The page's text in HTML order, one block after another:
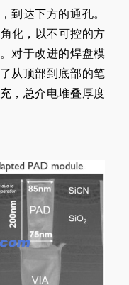
到达下方的通孔。
化，以不可控的方
对于改进的焊盘模
从顶部到底部的笔
，总介电堆叠厚度